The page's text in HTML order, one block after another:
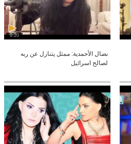
9:20
نضال الأحمدية: ممثل يتنازل عن ربه
لصالح اسرائيل